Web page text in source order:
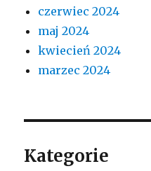
czerwiec 2024
maj 2024
kwiecień 2024
marzec 2024
Kategorie